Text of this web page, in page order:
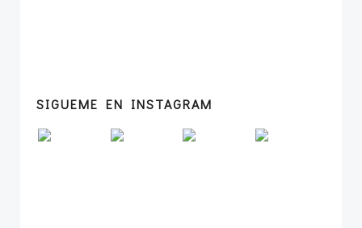
SIGUEME EN INSTAGRAM